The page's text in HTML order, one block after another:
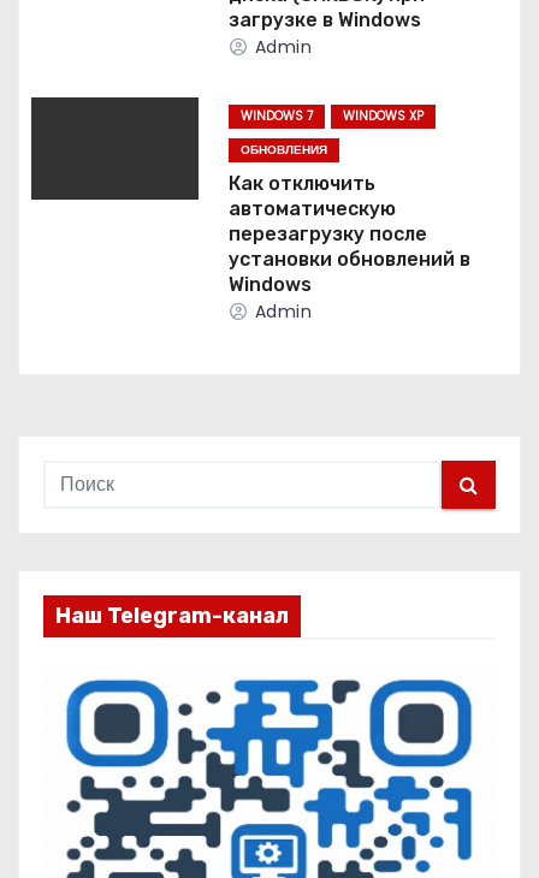
п
с
загрузке в Windows
Admin
WINDOWS 7
WINDOWS XP
ОБНОВЛЕНИЯ
Как отключить
автоматическую
перезагрузку после
установки обновлений в
Windows
Admin
Наш Telegram-канал